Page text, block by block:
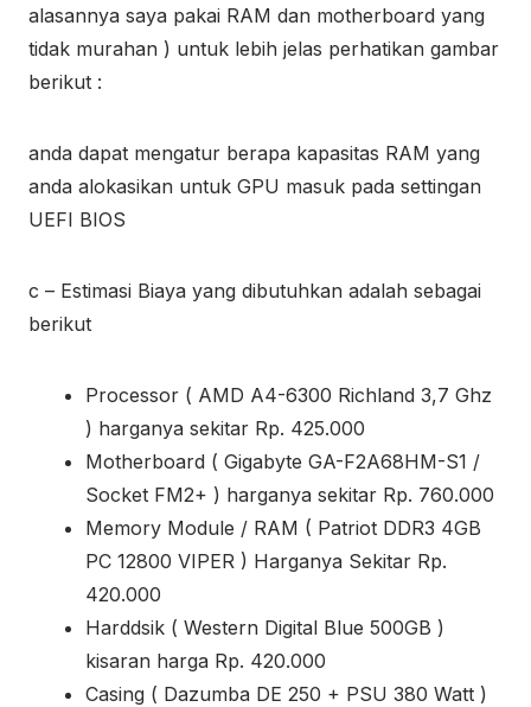
alasannya saya pakai RAM dan motherboard yang
tidak murahan ) untuk lebih jelas perhatikan gambar
berikut :
anda dapat mengatur berapa kapasitas RAM yang
anda alokasikan untuk GPU masuk pada settingan
UEFI BIOS
c – Estimasi Biaya yang dibutuhkan adalah sebagai
berikut
Processor ( AMD A4-6300 Richland 3,7 Ghz
) harganya sekitar Rp. 425.000
Motherboard ( Gigabyte GA-F2A68HM-S1 /
Socket FM2+ ) harganya sekitar Rp. 760.000
Memory Module / RAM ( Patriot DDR3 4GB
PC 12800 VIPER ) Harganya Sekitar Rp.
420.000
Harddsik ( Western Digital Blue 500GB )
kisaran harga Rp. 420.000
Casing ( Dazumba DE 250 + PSU 380 Watt )